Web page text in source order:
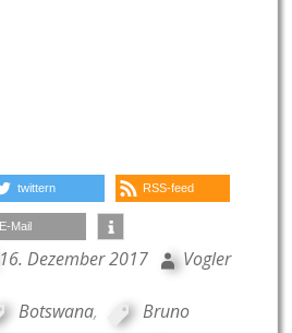
twittern RSS-feed
E-Mail
16. Dezember 2017 Vogler
Botswana,
Bruno